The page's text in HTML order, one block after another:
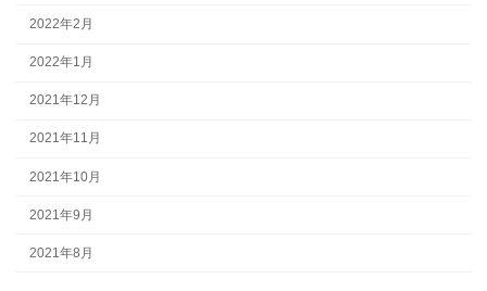
2022年2月
2022年1月
2021年12月
2021年11月
2021年10月
2021年9月
2021年8月